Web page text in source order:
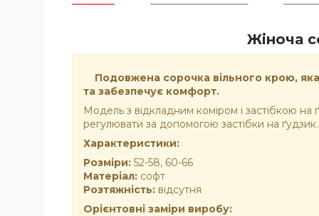
Жіноча
Подовжена сорочка вільного крою, яка
та забезпечує комфорт.
Модель з відкладним коміром і застібкою
регулювати за допомогою застібки на ґудзик.
Характеристики:
Розміри: 52-58, 60-66
Матеріал: софт
Розтяжність: відсутня
Орієнтовні заміри виробу: